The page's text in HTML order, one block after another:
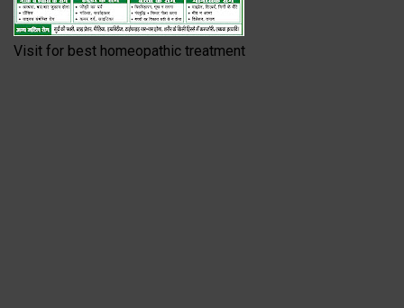
Visit for best homeopathic treatment